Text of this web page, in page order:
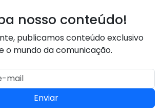
nosso conteúdo!
publicamos conteúdo exclusivo
o mundo da comunicação.
Enviar